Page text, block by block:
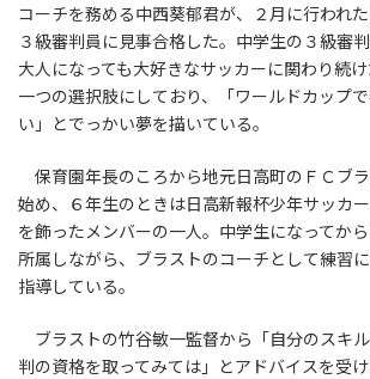
コーチを務める中西葵郁君が、２月に行われ
３級審判員に見事合格した。中学生の３級審
大人になっても大好きなサッカーに関わり続
一つの選択肢にしており、「ワールドカップ
い」とでっかい夢を描いている。
保育園年長のころから地元日高町のＦＣブ
始め、６年生のときは日高新報杯少年サッカ
を飾ったメンバーの一人。中学生になってか
所属しながら、ブラストのコーチとして練習
指導している。
ブラストの竹谷敏一監督から「自分のスキ
判の資格を取ってみては」とアドバイスを受